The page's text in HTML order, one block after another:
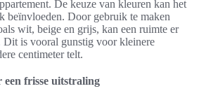
De keuze van kleuren kan het
beïnvloeden. Door gebruik te maken
wit, beige en grijs, kan een ruimte er
Dit is vooral gunstig voor kleinere
centimeter telt.
frisse uitstraling